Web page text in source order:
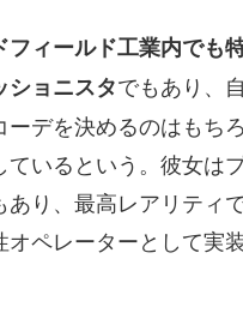
フィールド工業内でも
ショニスタでもあり、
ーデを決めるのはもち
ているという。彼女は
あり、最高レアリティ
オペレーターとして実